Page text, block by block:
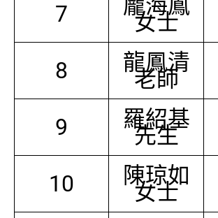
7 龐海鳳
女士
8 龍鳳清
老師
9 羅紹基
先生
10 陳琼如
女士